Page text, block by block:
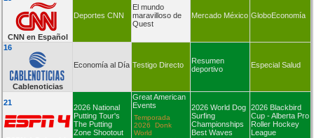
CNN en Español
Deportes CNN
El mundo
maravilloso de
Quest
Mercado México GloboEconomía
16
Cablenoticias
Economía al Día Testigo Directo
Resumen
deportivo
Especial Salud
21
2026 National
Putting Tour's
The Putting
Zone Shootout
Great American
Events
Temporada
2026 Donk
World
2026 World Dog
Surfing
Championships
Best Waves
2026 Blackbird
Cup - Alberta Pro
Roller Hockey
League